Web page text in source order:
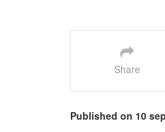
Share
Published on 10